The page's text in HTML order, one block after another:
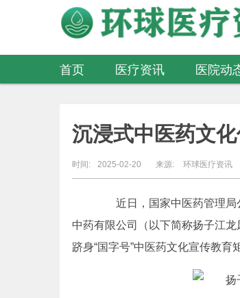
首页 医疗资讯 医院动
沉浸式中医药文化
时间: 2025-02-20 来源: 环球医疗资讯
近日，国家中医药管理局
中药有限公司（以下简称扬子江
跻身“国字号”中医药文化宣传教育